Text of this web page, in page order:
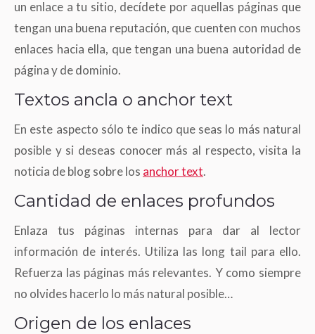
un enlace a tu sitio, decídete por aquellas páginas que
tengan una buena reputación, que cuenten con muchos
enlaces hacia ella, que tengan una buena autoridad de
página y de dominio.
Textos ancla o anchor text
En este aspecto sólo te indico que seas lo más natural
posible y si deseas conocer más al respecto, visita la
noticia de blog sobre los anchor text.
Cantidad de enlaces profundos
Enlaza tus páginas internas para dar al lector
información de interés. Utiliza las long tail para ello.
Refuerza las páginas más relevantes. Y como siempre
no olvides hacerlo lo más natural posible…
Origen de los enlaces